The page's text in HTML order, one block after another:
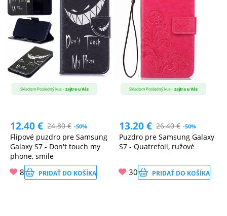
Skladom Posledný kus -zajtra u Vás
12.40€ 24.80€ -50%
Flipové puzdro pre Samsung
Galaxy S7 - Don't touch my
phone, smile
8 PRIDAŤ DO KOŠÍKA
Skladom Posledný kus -zajtra u Vás
13.20€ 26.40€ -50%
Puzdro pre Samsung Galaxy
S7 - Quatrefoil, ružové
30 PRIDAŤ DO KOŠÍKA